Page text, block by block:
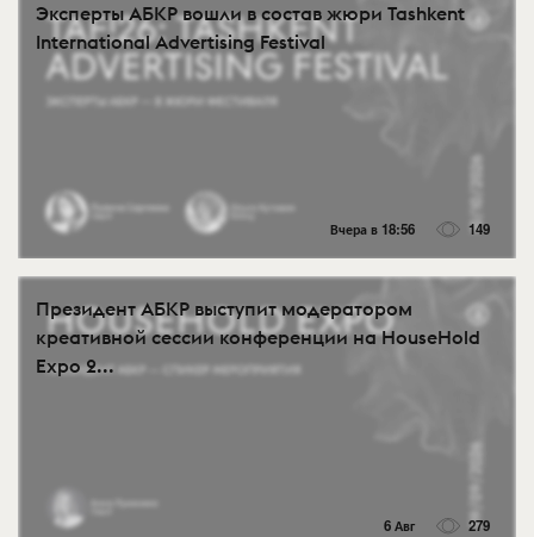
Эксперты АБКР вошли в состав жюри Tashkent
International Advertising Festival
Вчера в 18:56 149
Президент АБКР выступит модератором
креативной сессии конференции на HouseHold
Expo 2...
6 Авг 279